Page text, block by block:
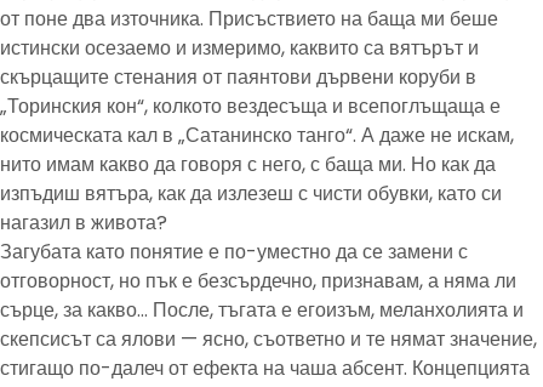
от поне два източника. Присъствието на баща ми беше
истински осезаемо и измеримо, каквито са вятърът и
скърцащите стенания от паянтови дървени коруби в
„Торинския кон“, колкото вездесъща и всепоглъщаща е
космическата кал в „Сатанинско танго“. А даже не искам,
нито имам какво да говоря с него, с баща ми. Но как да
изпъдиш вятъра, как да излезеш с чисти обувки, като си
нагазил в живота?
Загубата като понятие е по-уместно да се замени с
отговорност, но пък е безсърдечно, признавам, а няма ли
сърце, за какво… После, тъгата е егоизъм, меланхолията и
скепсисът са ялови — ясно, съответно и те нямат значение,
стигащо по-далеч от ефекта на чаша абсент. Концепцията